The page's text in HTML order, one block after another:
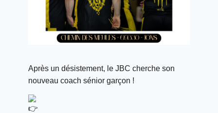
Après un désistement, le JBC cherche son
nouveau coach sénior garçon !